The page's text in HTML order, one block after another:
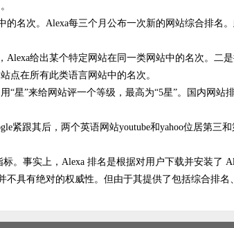
名次。Alexa每三个月公布一次新的网站综合排名。
给出某个特定网站在同一类网站中的名次。二
点在所有此类语言网站中的名次。
“星”来给网站评一个等级，最高为“5星”。国内网站
紧跟其后，两个英语网站youtube和yahoo位居第三和
。事实上，Alexa 排名是根据对用户下载并安装了
具有绝对的权威性。但由于其提供了包括综合排